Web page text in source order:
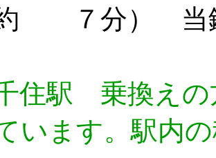
７分） 当鑑
住駅 乗換えの
います。駅内